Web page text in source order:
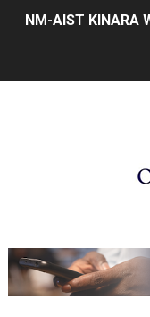
NM-AIST KINARA
ORIJIN
SERIKALI
KIONGOZI
WMA YAMUAHIDI